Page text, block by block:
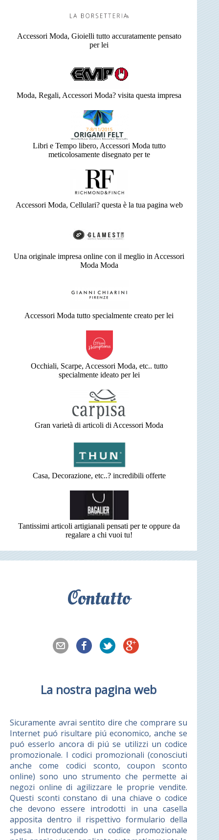
Accessori Moda, Gioielli tutto accuratamente pensato
per lei
Moda, Regali, Accessori Moda? visita questa impresa
Libri e Tempo libero, Accessori Moda tutto
meticolosamente disegnato per te
Accessori Moda, Cellulari? questa è la tua pagina web
Una originale impresa online con il meglio in Accessori
Moda Moda
Accessori Moda tutto specialmente creato per lei
Occhiali, Scarpe, Accessori Moda, etc.. tutto
specialmente ideato per lei
Gran varietà di articoli di Accessori Moda
Casa, Decorazione, etc..? incredibili offerte
Tantissimi articoli artigianali pensati per te oppure da
regalare a chi vuoi tu!
Contatto
La nostra pagina web
Sicuramente avrai sentito dire che comprare su
Internet puó risultare piú economico, anche se
puó esserlo ancora di piú se utilizzi un codice
promozionale. I codici promozionali (conosciuti
anche come codici sconto, coupon sconto
online) sono uno strumento che permette ai
negozi online di agilizzare le proprie vendite.
Questi sconti constano di una chiave o codice
che devono essere introdotti in una casella
apposita dentro il rispettivo formulario della
spesa. Introducendo un codice promozionale